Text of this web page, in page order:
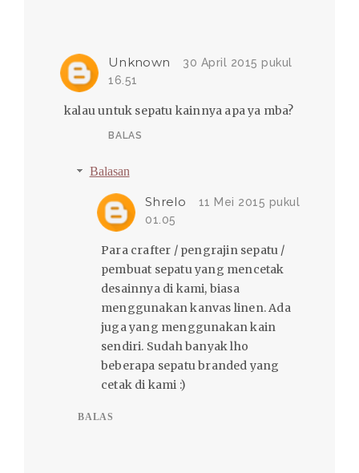
Unknown
30 April 2015 pukul
16.51
kalau untuk sepatu kainnya apa ya mba?
BALAS
Balasan
Shrelo
11 Mei 2015 pukul
01.05
Para crafter / pengrajin sepatu /
pembuat sepatu yang mencetak
desainnya di kami, biasa
menggunakan kanvas linen. Ada
juga yang menggunakan kain
sendiri. Sudah banyak lho
beberapa sepatu branded yang
cetak di kami :)
BALAS